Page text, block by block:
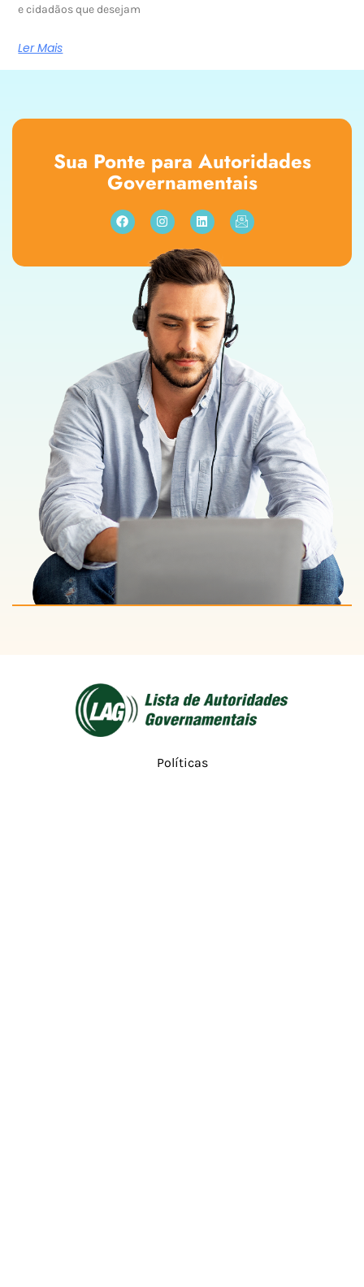
e cidadãos que desejam
Ler Mais
Sua Ponte para Autoridades
Governamentais
Políticas